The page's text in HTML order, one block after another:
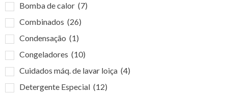
Bomba de calor (7)
Combinados (26)
Condensação (1)
Congeladores (10)
Cuidados máq. de lavar loiça (4)
Detergente Especial (12)